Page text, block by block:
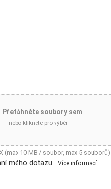
Přetáhněte soubory sem
nebo klikněte pro výběr
(max 10 MB / soubor, max 5 souborů)
mého dotazu Více informací